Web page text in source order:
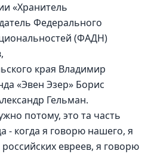
«Хранитель
Федерального
(ФАДН)
края Владимир
«Эвен Эзер» Борис
Гельман.
потому, это та часть
- когда я говорю нашего, я
евреев, я говорю